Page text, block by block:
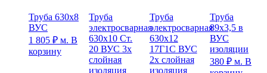
Труба 630х8
ВУС
1 805 ₽ м. В
корзину
Труба
электросварная
630х10 Ст.
20 ВУС 3х
слойная
изоляция
Труба
электросварная
630х12
17Г1С ВУС
2х слойная
изоляция
Труба
89х3,5 в
ВУС
изоляции
380 ₽ м. В